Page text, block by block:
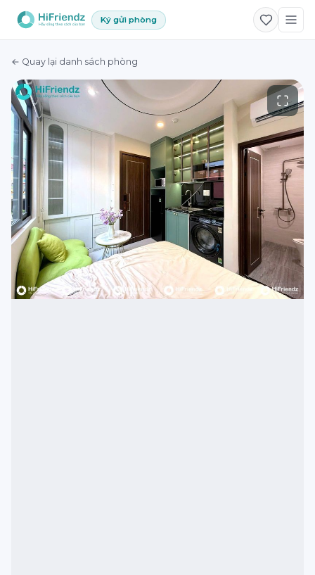
Ký gửi phòng
← Quay lại danh sách phòng